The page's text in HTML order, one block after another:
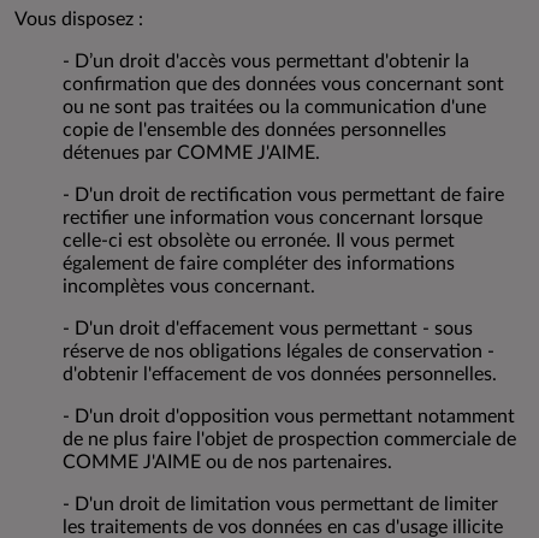
Vous disposez :
- D’un droit d'accès vous permettant d'obtenir la
confirmation que des données vous concernant sont
ou ne sont pas traitées ou la communication d'une
copie de l'ensemble des données personnelles
détenues par COMME J'AIME.
- D'un droit de rectification vous permettant de faire
rectifier une information vous concernant lorsque
celle-ci est obsolète ou erronée. Il vous permet
également de faire compléter des informations
incomplètes vous concernant.
- D'un droit d'effacement vous permettant - sous
réserve de nos obligations légales de conservation -
d'obtenir l'effacement de vos données personnelles.
- D'un droit d'opposition vous permettant notamment
de ne plus faire l'objet de prospection commerciale de
COMME J'AIME ou de nos partenaires.
- D'un droit de limitation vous permettant de limiter
les traitements de vos données en cas d'usage illicite